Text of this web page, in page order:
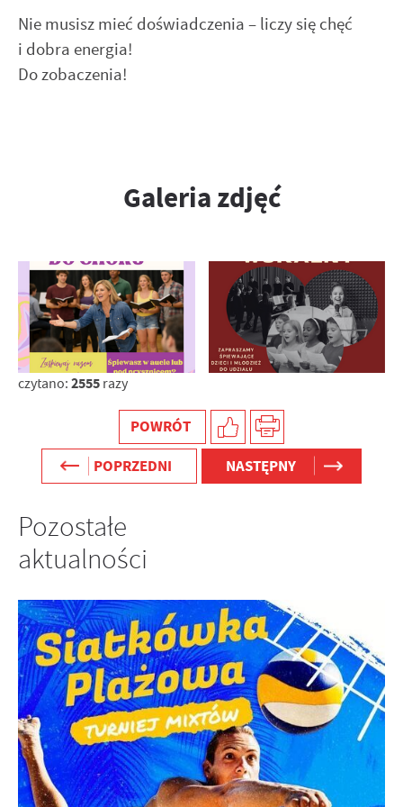
Nie musisz mieć doświadczenia – liczy się chęć
i dobra energia!
Do zobaczenia!
Galeria zdjęć
czytano: 2555 razy
POWRÓT
POPRZEDNI
NASTĘPNY
Pozostałe
aktualności
internetowej. Treści promocyjne mogą pojawić się na
stronach podmiotów trzecich lub firm będących naszymi
partnerami oraz innych dostawców usług. Firmy te działają
w charakterze pośredników prezentujących nasze treści w